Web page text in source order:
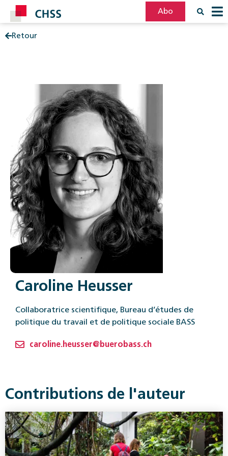
Abo
Retour
Caroline Heusser
Collaboratrice scientifique, Bureau d’études de
politique du travail et de politique sociale BASS
caroline.heusser@buerobass.ch
Contributions de l'auteur